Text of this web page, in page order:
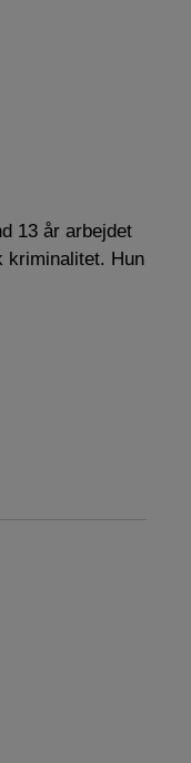
13 år arbejdet
kriminalitet. Hun